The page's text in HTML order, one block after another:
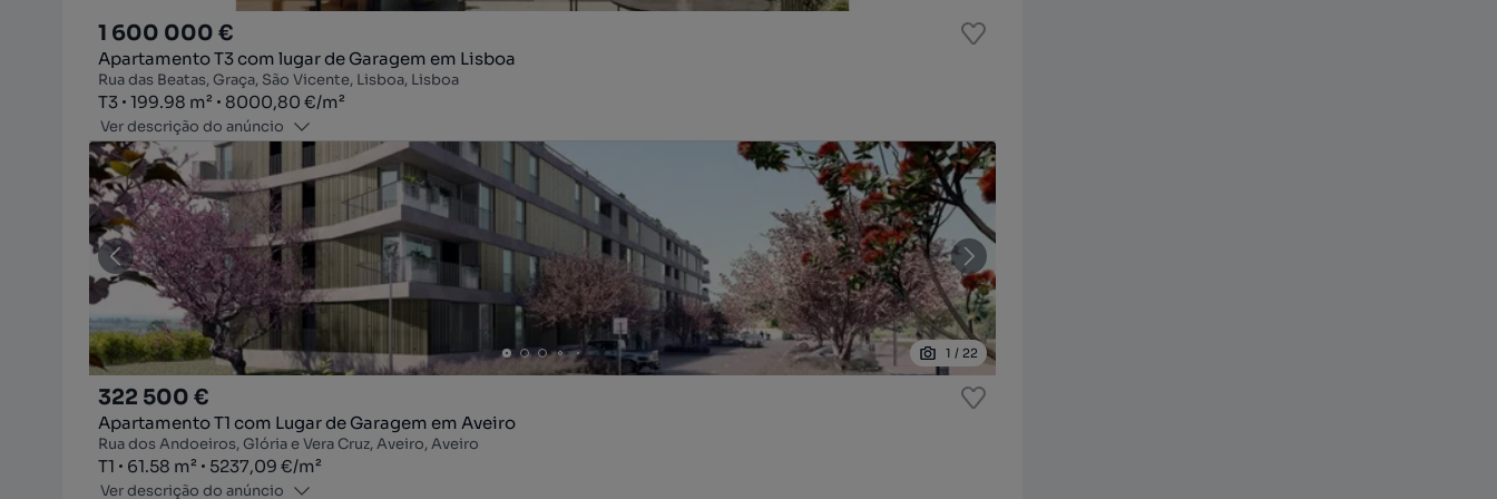
1 600 000 €
Apartamento T3 com lugar de Garagem em Lisboa
Rua das Beatas, Graça, São Vicente, Lisboa, Lisboa
Tipologia
T3
Zona199.98 m²
Preço por metro quadrado
8000,80 €/m²
Ver descrição do anúncio
1 / 22
322 500 €
Apartamento T1 com Lugar de Garagem em Aveiro
Rua dos Andoeiros, Glória e Vera Cruz, Aveiro, Aveiro
Tipologia
T1
Zona61.58 m²
Preço por metro quadrado
5237,09 €/m²
Ver descrição do anúncio